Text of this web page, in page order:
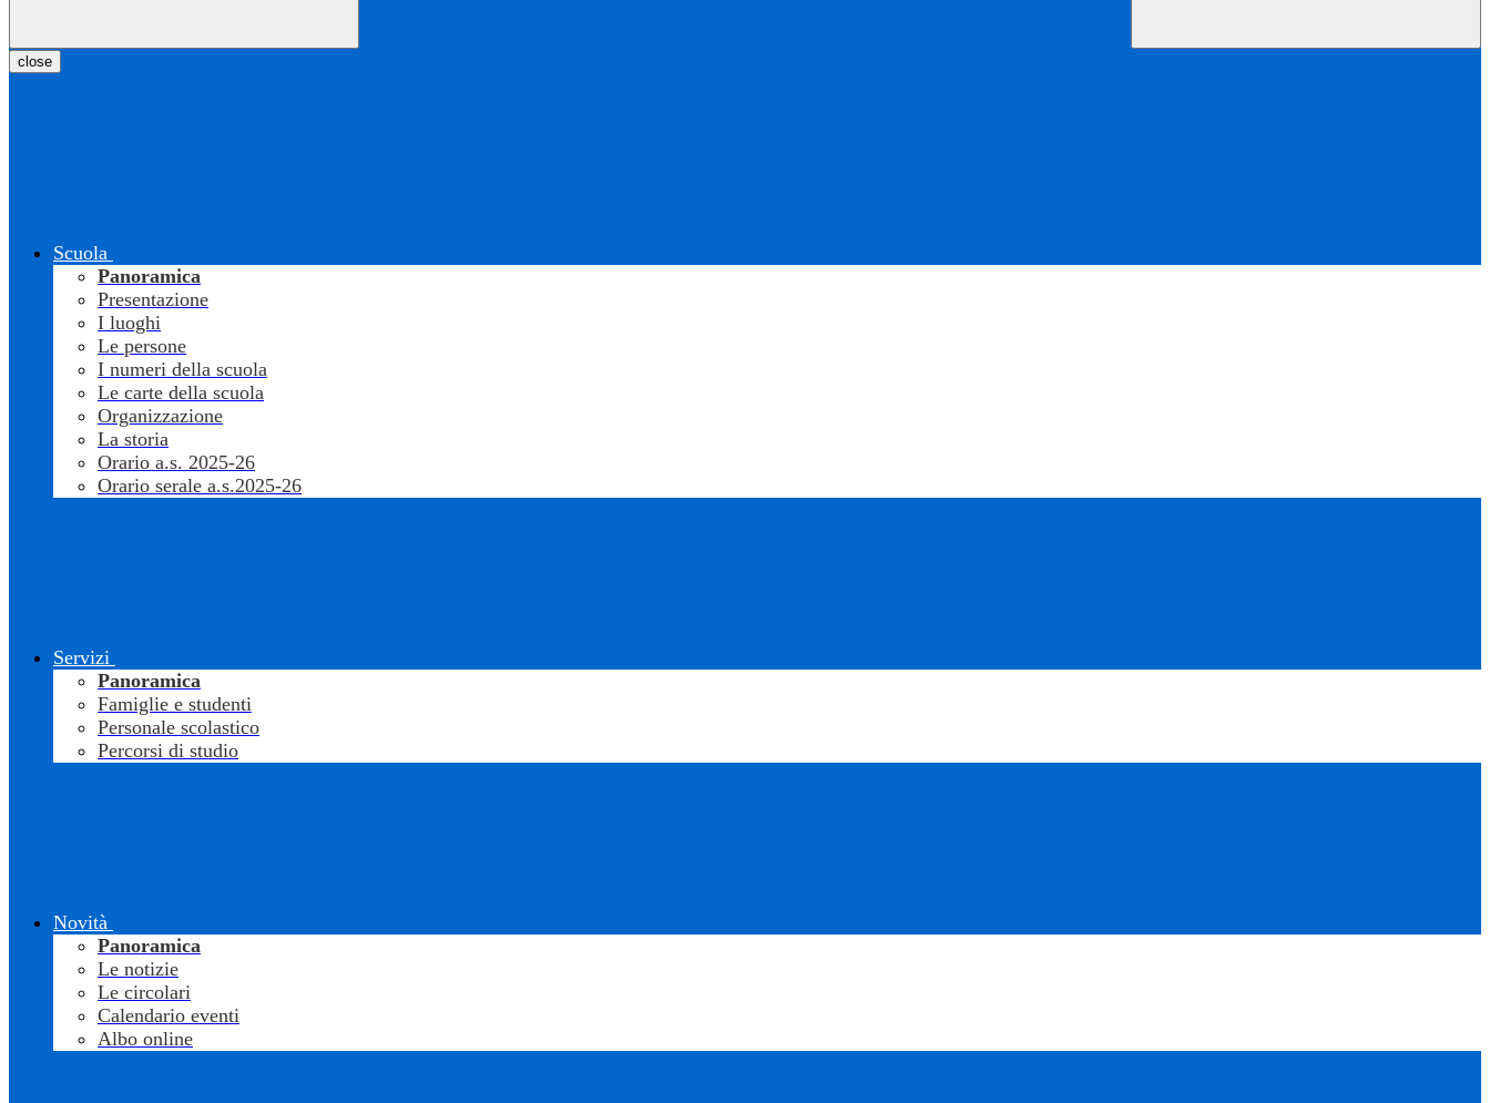
close
Scuola
Panoramica
Presentazione
I luoghi
Le persone
I numeri della scuola
Le carte della scuola
Organizzazione
La storia
Orario a.s. 2025-26
Orario serale a.s.2025-26
Servizi
Panoramica
Famiglie e studenti
Personale scolastico
Percorsi di studio
Novità
Panoramica
Le notizie
Le circolari
Calendario eventi
Albo online